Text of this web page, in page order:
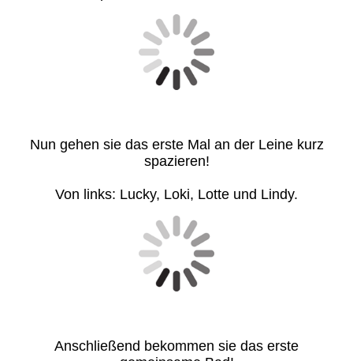
Nun gehen sie das erste Mal an der Leine kurz
spazieren!
Von links: Lucky, Loki, Lotte und Lindy.
Anschließend bekommen sie das erste